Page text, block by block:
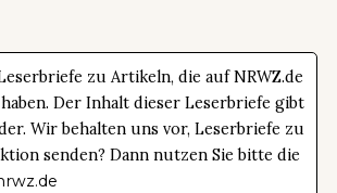
zu Artikeln, die auf NRWZ.de
Der Inhalt dieser Leserbriefe gibt
Wir behalten uns vor, Leserbriefe zu
senden? Dann nutzen Sie bitte die